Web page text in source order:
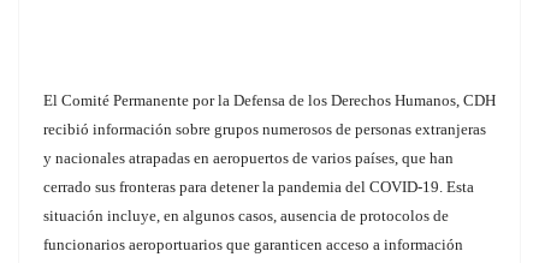
El Comité Permanente por la Defensa de los Derechos Humanos, CDH
recibió información sobre grupos numerosos de personas extranjeras
y nacionales atrapadas en aeropuertos de varios países, que han
cerrado sus fronteras para detener la pandemia del COVID-19. Esta
situación incluye, en algunos casos, ausencia de protocolos de
funcionarios aeroportuarios que garanticen acceso a información